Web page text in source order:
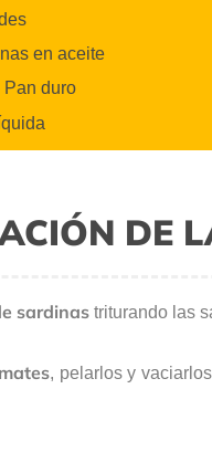
en aceite
Pan duro
DE
sardinas triturando las
, pelarlos y